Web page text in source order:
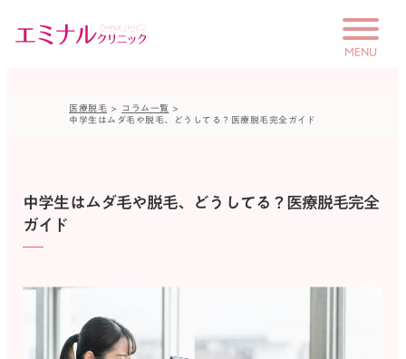
MENU
保護者の方へ
料金
学生プラン
お友だち紹介プラン
医療脱毛
コラム一覧
中学生はムダ毛や脱毛、どうしてる？医療脱毛完全ガイド
中学生はムダ毛や脱毛、どうしてる？医療脱毛完全
ガイド